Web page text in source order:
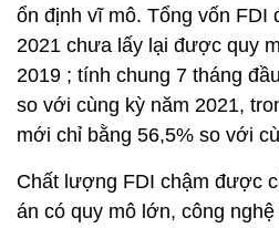
ổn định vĩ mô. Tổng vốn FDI
2021 chưa lấy lại được quy
2019 ; tính chung 7 tháng
so với cùng kỳ năm 2021,
mới chỉ bằng 56,5% so với
Chất lượng FDI chậm được
án có quy mô lớn, công